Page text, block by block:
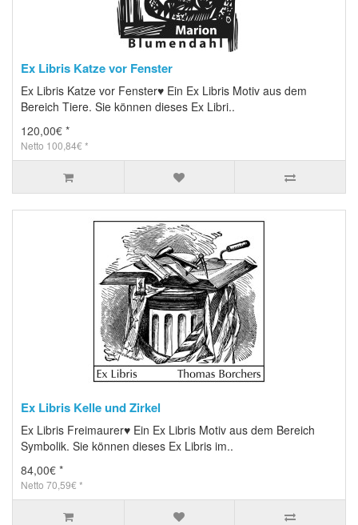
Ex Libris Katze vor Fenster
Ex Libris Katze vor Fenster♥ Ein Ex Libris Motiv aus dem
Bereich Tiere. Sie können dieses Ex Libri..
120,00€ *
Netto 100,84€ *
Ex Libris Kelle und Zirkel
Ex Libris Freimaurer♥ Ein Ex Libris Motiv aus dem Bereich
Symbolik. Sie können dieses Ex Libris im..
84,00€ *
Netto 70,59€ *